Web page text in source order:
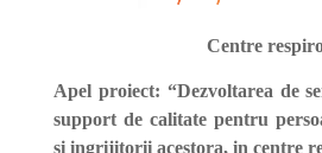
Centre
Apel proiect: “Dezvoltarea de
support de calitate pentru
si ingrijitorii acestora, in centre